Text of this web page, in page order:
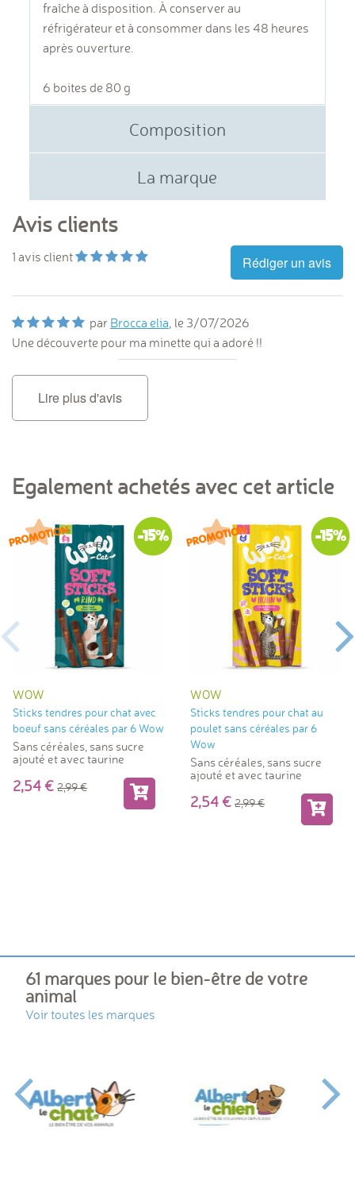
fraîche à disposition. À conserver au
réfrigérateur et à consommer dans les 48 heures
après ouverture.
6 boites de 80 g
Composition
La marque
Avis clients
1 avis client Rédiger un avis
par Brocca elia, le 3/07/2026
Une découverte pour ma minette qui a adoré !!
Lire plus d'avis
Egalement achetés avec cet article
-15%
WOW
Sticks tendres pour chat avec
boeuf sans céréales par 6 Wow
Sans céréales, sans sucre
ajouté et avec taurine
2,54 2,99
-15%
WOW
Sticks tendres pour chat au
poulet sans céréales par 6
Wow
Sans céréales, sans sucre
ajouté et avec taurine
2,54 2,99
61 marques pour le bien-être de votre
animal
Voir toutes les marques